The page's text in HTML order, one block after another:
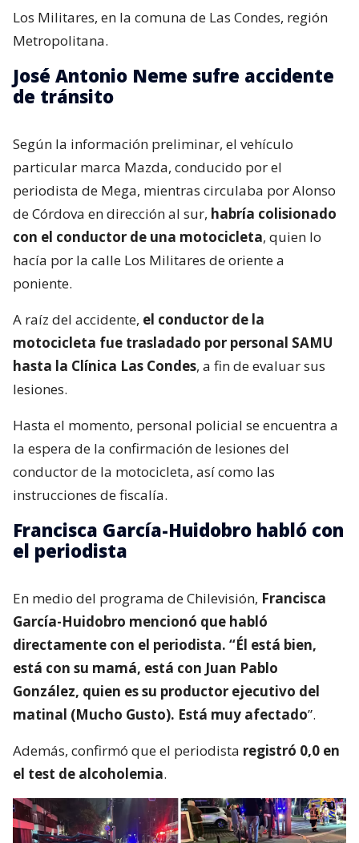
Los Militares, en la comuna de Las Condes, región
Metropolitana.
José Antonio Neme sufre accidente
de tránsito
Según la información preliminar, el vehículo
particular marca Mazda, conducido por el
periodista de Mega, mientras circulaba por Alonso
de Córdova en dirección al sur, habría colisionado
con el conductor de una motocicleta, quien lo
hacía por la calle Los Militares de oriente a
poniente.
A raíz del accidente, el conductor de la
motocicleta fue trasladado por personal SAMU
hasta la Clínica Las Condes, a fin de evaluar sus
lesiones.
Hasta el momento, personal policial se encuentra a
la espera de la confirmación de lesiones del
conductor de la motocicleta, así como las
instrucciones de fiscalía.
Francisca García-Huidobro habló con
el periodista
En medio del programa de Chilevisión, Francisca
García-Huidobro mencionó que habló
directamente con el periodista. “Él está bien,
está con su mamá, está con Juan Pablo
González, quien es su productor ejecutivo del
matinal (Mucho Gusto). Está muy afectado”.
Además, confirmó que el periodista registró 0,0 en
el test de alcoholemia.